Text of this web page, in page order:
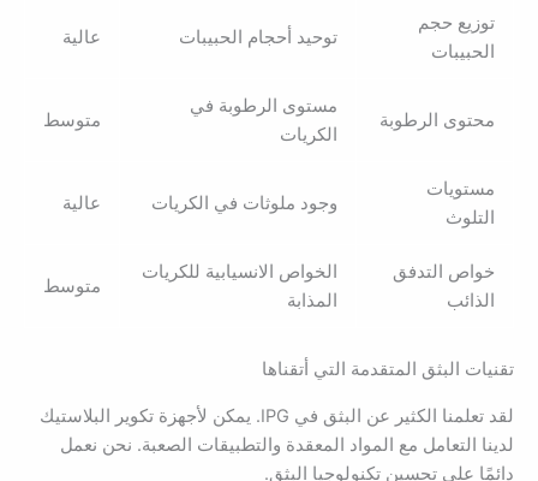
توزيع حجم
الحبيبات
توحيد أحجام الحبيبات عالية
محتوى الرطوبة
مستوى الرطوبة في
الكريات
متوسط
مستويات
التلوث
وجود ملوثات في الكريات عالية
خواص التدفق
الذائب
الخواص الانسيابية للكريات
المذابة
متوسط
تقنيات البثق المتقدمة التي أتقناها
لقد تعلمنا الكثير عن البثق في IPG. يمكن لأجهزة تكوير البلاستيك
لدينا التعامل مع المواد المعقدة والتطبيقات الصعبة. نحن نعمل
دائمًا على تحسين تكنولوجيا البثق.